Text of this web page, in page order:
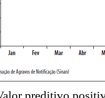
preditivo